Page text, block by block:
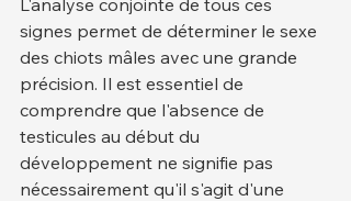
signes permet de déterminer le sexe
des chiots mâles avec une grande
précision. Il est essentiel de
comprendre que l'absence de
testicules au début du
développement ne signifie pas
nécessairement qu'il s'agit d'une